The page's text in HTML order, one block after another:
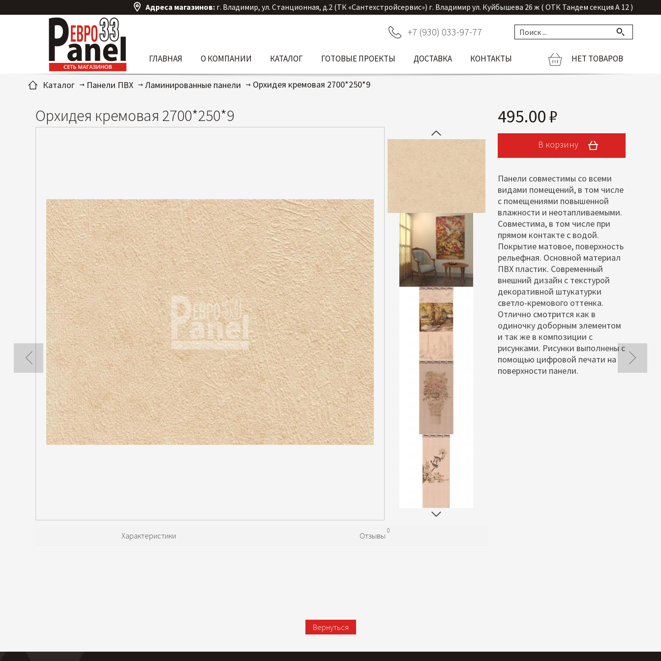
Адреса магазинов: г. Владимир, ул. Станционная, д.2 (ТК «Сантехстройсервис») г. Владимир ул. Куйбышева 26 ж ( ОТК Тандем секция А 12 )
+7 (930) 033-97-77
НЕТ ТОВАРОВ
ГЛАВНАЯ О КОМПАНИИ КАТАЛОГ ГОТОВЫЕ ПРОЕКТЫ ДОСТАВКА КОНТАКТЫ
Каталог Панели ПВХ Ламинированные панели Орхидея кремовая 2700*250*9
Орхидея кремовая 2700*250*9 495.00 ₽
В корзину
Панели совместимы со всеми
видами помещений, в том числе
с помещениями повышенной
влажности и неотапливаемыми.
Совместима, в том числе при
прямом контакте с водой.
Покрытие матовое, поверхность
рельефная. Основной материал
ПВХ пластик. Современный
внешний дизайн с текстурой
декоративной штукатурки
светло-кремового оттенка.
Отлично смотрится как в
одиночку доборным элементом
и так же в композиции с
рисунками. Рисунки выполнены с
помощью цифровой печати на
поверхности панели.
Характеристики Отзывы
0
Вернуться